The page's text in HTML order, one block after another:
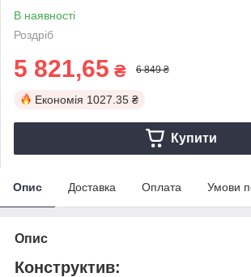
В наявності
Роздріб
5 821,65 ₴ 6 849 ₴
Економія 1027.35 ₴
Купити
Опис Доставка Оплата Умови
Опис
Конструктив: